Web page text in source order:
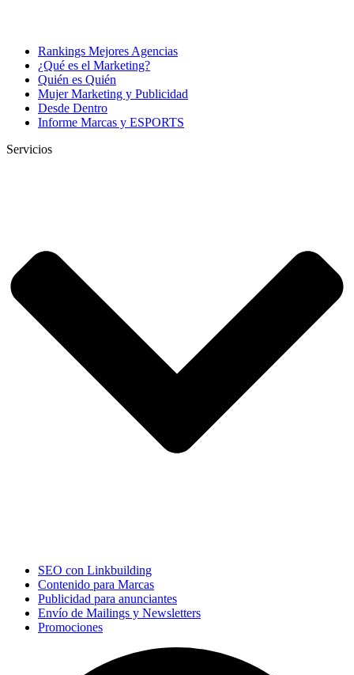
Rankings Mejores Agencias
¿Qué es el Marketing?
Quién es Quién
Mujer Marketing y Publicidad
Desde Dentro
Informe Marcas y ESPORTS
Servicios
SEO con Linkbuilding
Contenido para Marcas
Publicidad para anunciantes
Envío de Mailings y Newsletters
Promociones